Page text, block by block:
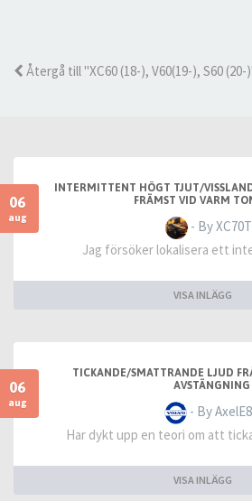
Återgå till "XC60 (18-), V60(19-), S60 (20-
06
aug
INTERMITTENT HÖGT TJUT/
FRÄMST VID VARM
- By
Jag försöker lokalisera ett
VISA INLÄGG
06
aug
TICKANDE/SMATTRANDE LJUD
AVSTÄNGNING
- By
Har dykt upp en teori om att
VISA INLÄGG